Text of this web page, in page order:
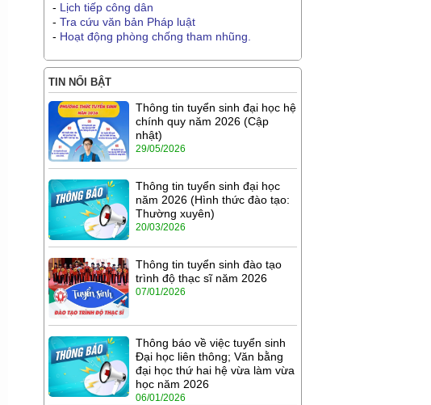
- Lịch tiếp công dân
- Tra cứu văn bản Pháp luật
- Hoạt động phòng chống tham nhũng.
TIN NỔI BẬT
Thông tin tuyển sinh đại học hệ
chính quy năm 2026 (Cập
nhật)
29/05/2026
Thông tin tuyển sinh đại học
năm 2026 (Hình thức đào tạo:
Thường xuyên)
20/03/2026
Thông tin tuyển sinh đào tạo
trình độ thạc sĩ năm 2026
07/01/2026
Thông báo về việc tuyển sinh
Đại học liên thông; Văn bằng
đại học thứ hai hệ vừa làm vừa
học năm 2026
06/01/2026